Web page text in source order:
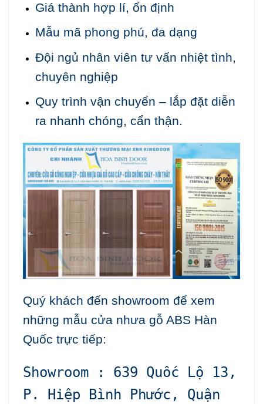
Giá thành hợp lí, ổn định
Mẫu mã phong phú, đa dạng
Đội ngủ nhân viên tư vấn nhiệt tình,
chuyên nghiệp
Quy trình vận chuyển – lắp đặt diễn
ra nhanh chóng, cẩn thận.
Quý khách đến showroom để xem
những mẫu cửa nhưa gỗ ABS Hàn
Quốc trực tiếp:
Showroom : 639 Quốc Lộ 13,
P. Hiệp Bình Phước, Quận